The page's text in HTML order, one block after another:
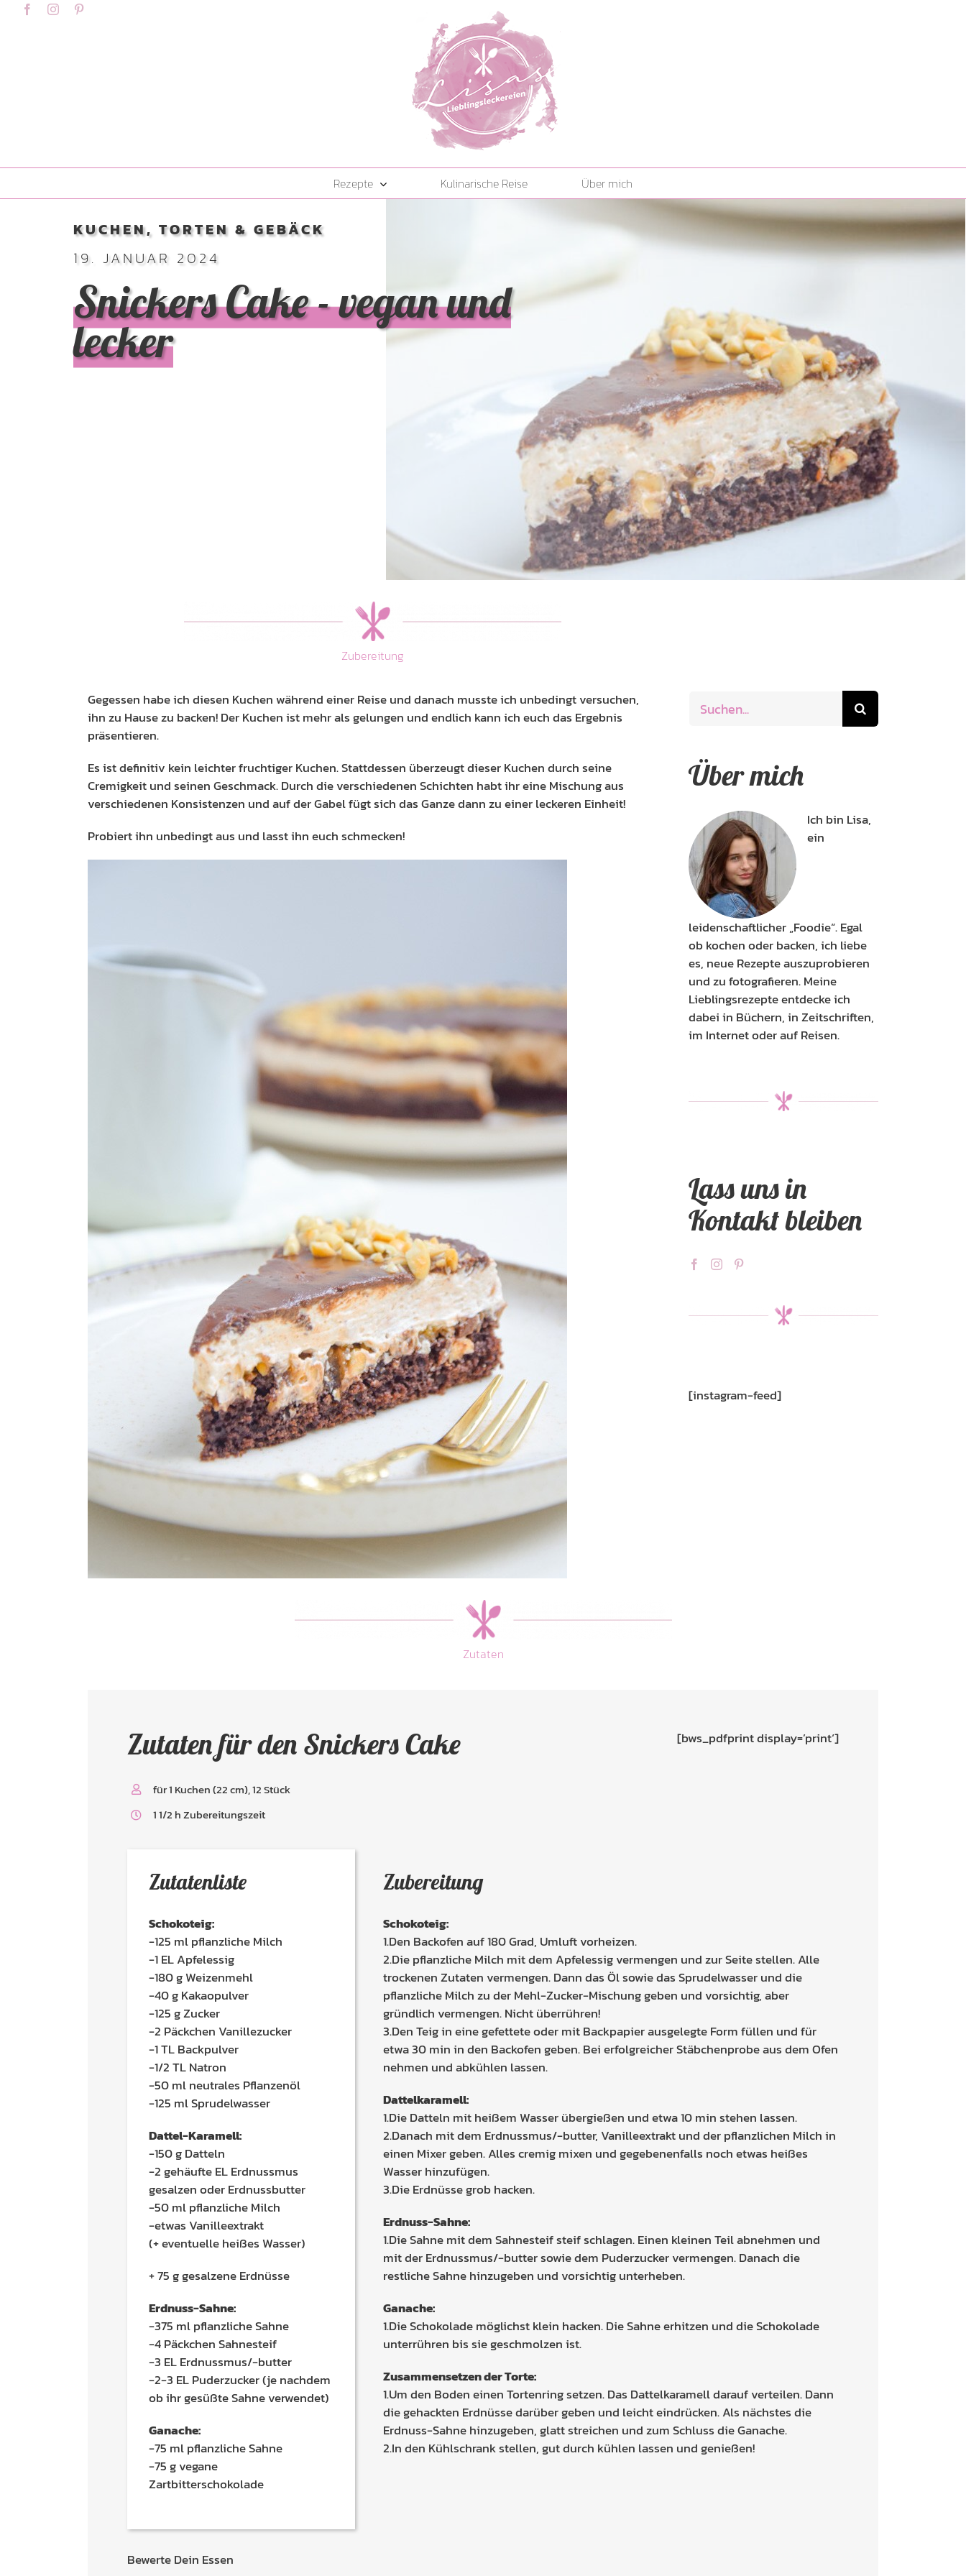
content FacebookInstagram
Rezepte Kulinarische Reise Über mich
Snickers Cake - vegan und
lecker
KUCHEN, TORTEN & GEBÄCK
19. JANUAR 2024
Zubereitung
Gegessen habe ich diesen Kuchen während einer Reise und danach musste ich unbedingt versuchen,
ihn zu Hause zu backen! Der Kuchen ist mehr als gelungen und endlich kann ich euch das Ergebnis
präsentieren.
Es ist definitiv kein leichter fruchtiger Kuchen. Stattdessen überzeugt dieser Kuchen durch seine
Cremigkeit und seinen Geschmack. Durch die verschiedenen Schichten habt ihr eine Mischung aus
verschiedenen Konsistenzen und auf der Gabel fügt sich das Ganze dann zu einer leckeren Einheit!
Probiert ihn unbedingt aus und lasst ihn euch schmecken!
nach:
Über mich
Ich bin Lisa,
ein
leidenschaftlicher „Foodie“. Egal
ob kochen oder backen, ich liebe
es, neue Rezepte auszuprobieren
und zu fotografieren. Meine
Lieblingsrezepte entdecke ich
dabei in Büchern, in Zeitschriften,
im Internet oder auf Reisen.
Lass uns in
Kontakt bleiben
[instagram-feed]
Zutaten
Zutaten für den Snickers Cake
für 1 Kuchen (22 cm), 12 Stück
1 1/2 h Zubereitungszeit
[bws_pdfprint display=’print‘]
Zutatenliste
Schokoteig:
-125 ml pflanzliche Milch
-1 EL Apfelessig
-180 gWeizenmehl
-40 g Kakaopulver
-125 gZucker
-2 Päckchen Vanillezucker
-1 TL Backpulver
-1/2 TL Natron
-50 ml neutrales Pflanzenöl
-125 ml Sprudelwasser
Dattel-Karamell:
-150 g Datteln
-2 gehäufte EL Erdnussmus
gesalzen oder Erdnussbutter
-50 ml pflanzliche Milch
-etwas Vanilleextrakt
(+ eventuelle heißes Wasser)
+ 75 g gesalzene Erdnüsse
Erdnuss-Sahne:
-375 ml pflanzliche Sahne
-4 Päckchen Sahnesteif
-3 EL Erdnussmus/-butter
-2-3 EL Puderzucker (je nachdem
ob ihr gesüßte Sahne verwendet)
Ganache:
-75 mlpflanzliche Sahne
-75 g vegane
Zartbitterschokolade
Zubereitung
Schokoteig:
1.Den Backofen auf 180 Grad, Umluft vorheizen.
2.Die pflanzliche Milch mit dem Apfelessig vermengen und zur Seite stellen. Alle
trockenen Zutaten vermengen. Dann das Öl sowie das Sprudelwasser und die
pflanzliche Milch zu der Mehl-Zucker-Mischung geben und vorsichtig, aber
gründlich vermengen. Nicht überrühren!
3.Den Teig in eine gefettete oder mit Backpapier ausgelegte Form füllen und für
etwa 30 min in den Backofen geben. Bei erfolgreicher Stäbchenprobe aus dem Ofen
nehmen und abkühlen lassen.
Dattelkaramell:
1.Die Datteln mit heißem Wasser übergießen und etwa 10 min stehen lassen.
2.Danach mit dem Erdnussmus/-butter, Vanilleextrakt und der pflanzlichen Milch in
einen Mixer geben. Alles cremig mixen und gegebenenfalls noch etwas heißes
Wasser hinzufügen.
3.Die Erdnüsse grob hacken.
Erdnuss-Sahne:
1.Die Sahne mit dem Sahnesteif steif schlagen. Einen kleinen Teil abnehmen und
mit der Erdnussmus/-butter sowie dem Puderzucker vermengen. Danach die
restliche Sahne hinzugeben und vorsichtig unterheben.
Ganache:
1.Die Schokolade möglichst klein hacken. Die Sahne erhitzen und die Schokolade
unterrühren bis sie geschmolzen ist.
Zusammensetzen der Torte:
1.Um den Boden einen Tortenring setzen. Das Dattelkaramell darauf verteilen. Dann
die gehackten Erdnüsse darüber geben und leicht eindrücken. Als nächstes die
Erdnuss-Sahne hinzugeben, glatt streichen und zum Schluss die Ganache.
2.In den Kühlschrank stellen, gut durch kühlen lassen und genießen!
Bewerte Dein Essen